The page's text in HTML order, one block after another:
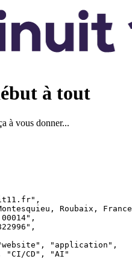
à tout
à vous donner...
",
Roubaix, France
",
",
"application",
"CI/CD", "AI"